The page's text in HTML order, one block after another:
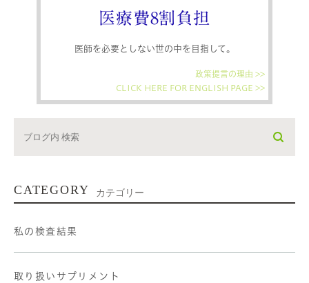
医療費8割負担
医師を必要としない世の中を目指して。
政策提言の理由 >>
CLICK HERE FOR ENGLISH PAGE >>
CATEGORY カテゴリー
私の検査結果
取り扱いサプリメント